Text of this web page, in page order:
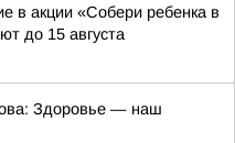
в акции «Собери ребенка в
до 15 августа
Здоровье — наш